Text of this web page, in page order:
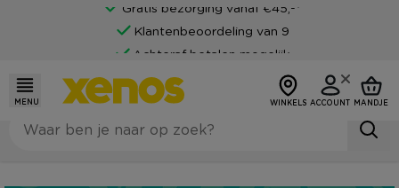
Gratis bezorging vanaf €45,-*
Klantenbeoordeling van 9
Achteraf betalen mogelijk
MENU WINKELS ACCOUNT MANDJE